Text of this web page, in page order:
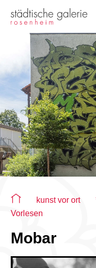
Sie befinden sich auf
kunst vor ort
Vorlesen
Mobar